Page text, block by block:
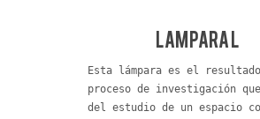
Esta lámpara es el
proceso de investigación
del estudio de un espacio
Lampara L